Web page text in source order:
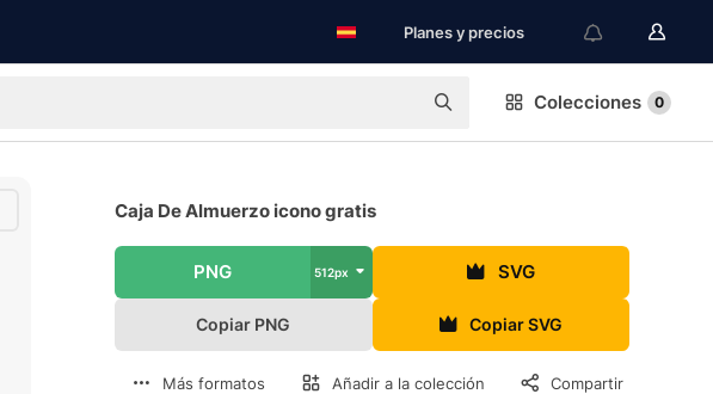
Planes y precios
Colecciones 0
Caja De Almuerzo icono gratis
PNG 512px SVG
Copiar PNG Copiar SVG
Más formatos Añadir a la colección Compartir